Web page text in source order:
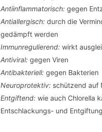
Antiinflammatorisch: gegen
Antiallergisch: durch die
gedämpft werden
Immunregulierend: wirkt
Antiviral: gegen Viren
Antibakteriell: gegen Bakterien
Neuroprotektiv: schützend auf
Entgiftend: wie auch Chlorella
Entschlackungs- und